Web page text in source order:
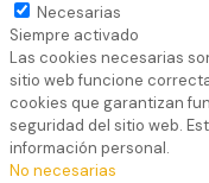
Necesarias
Siempre activado
Las cookies necesarias
sitio web funcione
cookies que garantizan
seguridad del sitio web.
información personal.
No necesarias